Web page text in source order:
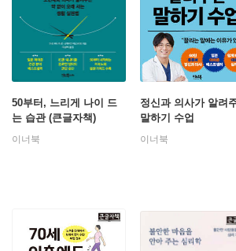
50부터, 느리게 나이 드
는 습관 (큰글자책)
이너북
정신과 의사가 알려
말하기 수업
이너북